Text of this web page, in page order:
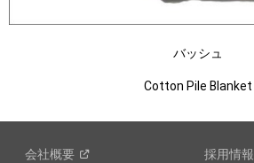
バッシュ
Cotton Pile Blanket
会社概要 採用情報